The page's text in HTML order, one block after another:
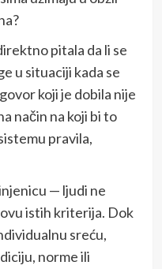
pitala da li se
u situaciji kada se
koji je dobila nije
način na koji bi to
pravila,
— ljudi ne
istih kriterija. Dok
sreću,
norme ili